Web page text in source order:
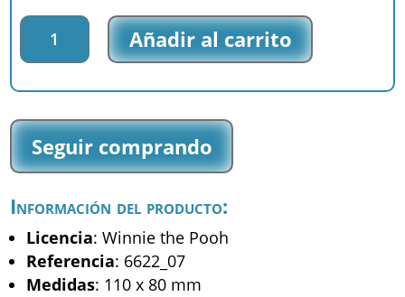
Parche
impreso
Winnie
The
-
Winnie
-
cantidad
Añadir al carrito
Seguir comprando
Información del producto:
Licencia: Winnie the Pooh
Referencia: 6622_07
Medidas: 110 x 80 mm